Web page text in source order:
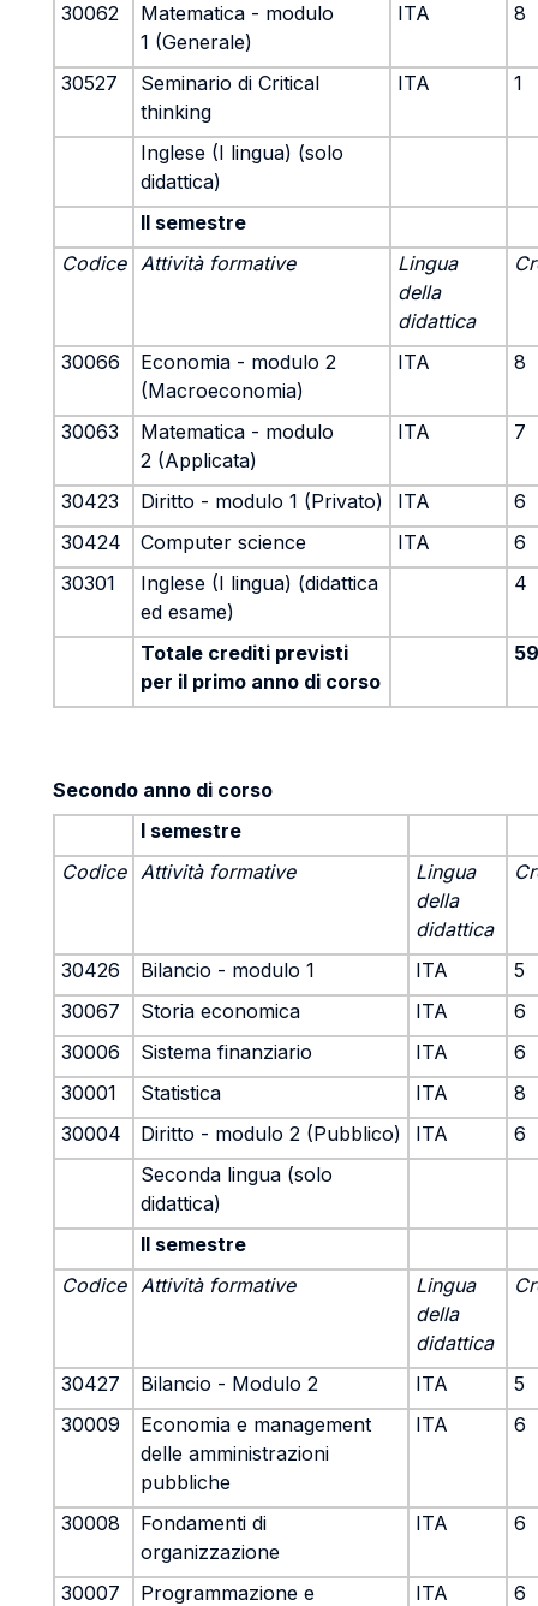
30062
Matematica - modulo
1 (Generale)
ITA 8
30527
Seminario di Critical
thinking
ITA 1
Inglese (I lingua) (solo
didattica)
II semestre
Codice Attività formative
Lingua
della
didattica
30066
Economia - modulo 2
(Macroeconomia)
ITA 8
30063
Matematica - modulo
2 (Applicata)
ITA 7
30423 Diritto - modulo 1 (Privato) ITA
6
30424
Computer science ITA
6
30301
Inglese (I lingua) (didattica
ed esame)
4
Totale crediti previsti
per il primo anno di corso
59
Secondo anno di corso
I semestre
Codice Attività formative
Lingua
della
didattica
30426 Bilancio - modulo 1 ITA
5
30067
Storia economica ITA
6
30006
Sistema finanziario ITA
6
30001
Statistica ITA
8
30004
Diritto - modulo 2 (Pubblico) ITA
6
Seconda lingua (solo
didattica)
II semestre
Codice Attività formative
Lingua
della
didattica
30427 Bilancio - Modulo 2 ITA
5
30009
Economia e management
delle amministrazioni
pubbliche
ITA 6
30008
Fondamenti di
organizzazione
ITA 6
30007
Programmazione e
ITA 6